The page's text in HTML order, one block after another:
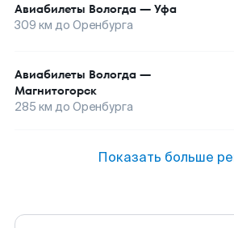
Авиабилеты Вологда — Уфа
309 км до Оренбурга
Авиабилеты Вологда —
Магнитогорск
285 км до Оренбурга
Показать больше